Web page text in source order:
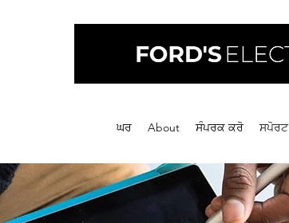
ਘਰ About ਸੰਪਰਕ ਕਰੋ ਸਪੋਰਟ